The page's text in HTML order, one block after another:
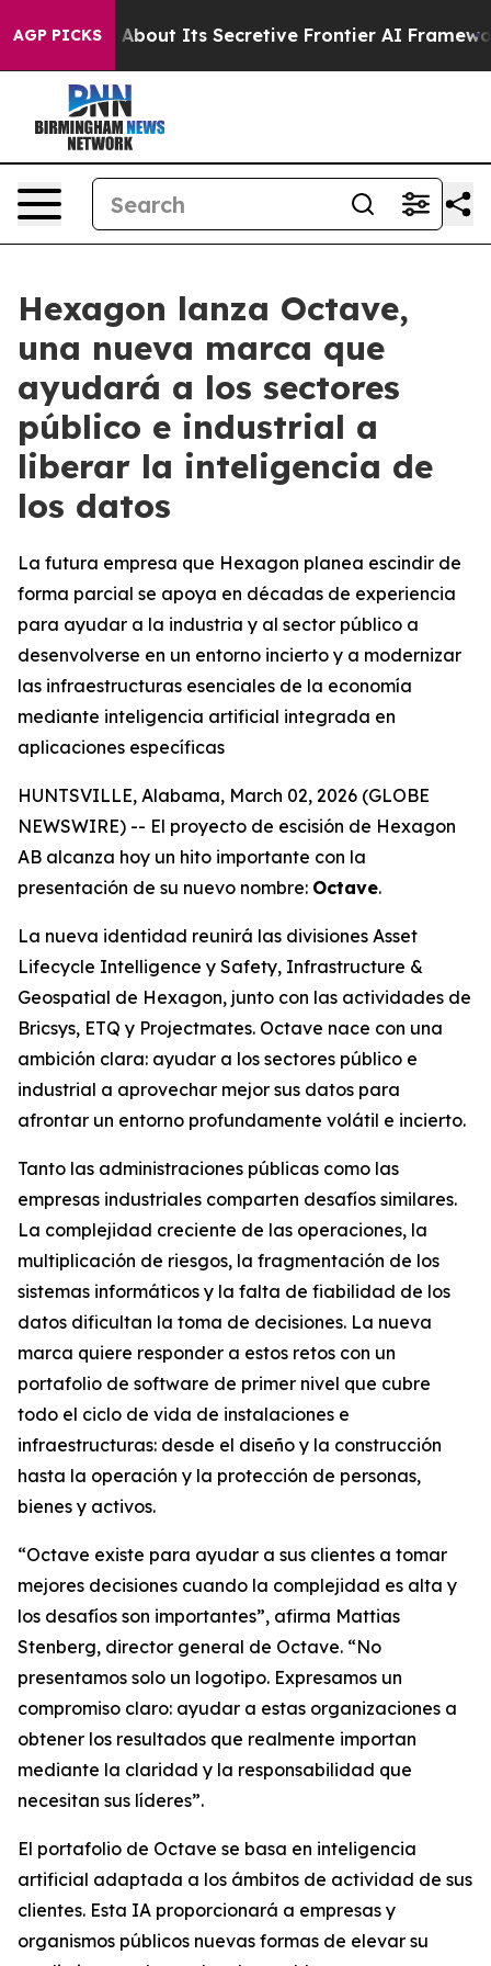
AGP PICKS
Answer About Its Secretive Frontier AI Framework
Hexagon lanza Octave,
una nueva marca que
ayudará a los sectores
público e industrial a
liberar la inteligencia de
los datos
La futura empresa que Hexagon planea escindir de
forma parcial se apoya en décadas de experiencia
para ayudar a la industria y al sector público a
desenvolverse en un entorno incierto y a modernizar
las infraestructuras esenciales de la economía
mediante inteligencia artificial integrada en
aplicaciones específicas
HUNTSVILLE, Alabama, March 02, 2026 (GLOBE
NEWSWIRE) -- El proyecto de escisión de Hexagon
AB alcanza hoy un hito importante con la
presentación de su nuevo nombre: Octave.
La nueva identidad reunirá las divisiones Asset
Lifecycle Intelligence y Safety, Infrastructure &
Geospatial de Hexagon, junto con las actividades de
Bricsys, ETQ y Projectmates. Octave nace con una
ambición clara: ayudar a los sectores público e
industrial a aprovechar mejor sus datos para
afrontar un entorno profundamente volátil e incierto.
Tanto las administraciones públicas como las
empresas industriales comparten desafíos similares.
La complejidad creciente de las operaciones, la
multiplicación de riesgos, la fragmentación de los
sistemas informáticos y la falta de fiabilidad de los
datos dificultan la toma de decisiones. La nueva
marca quiere responder a estos retos con un
portafolio de software de primer nivel que cubre
todo el ciclo de vida de instalaciones e
infraestructuras: desde el diseño y la construcción
hasta la operación y la protección de personas,
bienes y activos.
“Octave existe para ayudar a sus clientes a tomar
mejores decisiones cuando la complejidad es alta y
los desafíos son importantes”, afirma Mattias
Stenberg, director general de Octave. “No
presentamos solo un logotipo. Expresamos un
compromiso claro: ayudar a estas organizaciones a
obtener los resultados que realmente importan
mediante la claridad y la responsabilidad que
necesitan sus líderes”.
El portafolio de Octave se basa en inteligencia
artificial adaptada a los ámbitos de actividad de sus
clientes. Esta IA proporcionará a empresas y
organismos públicos nuevas formas de elevar su